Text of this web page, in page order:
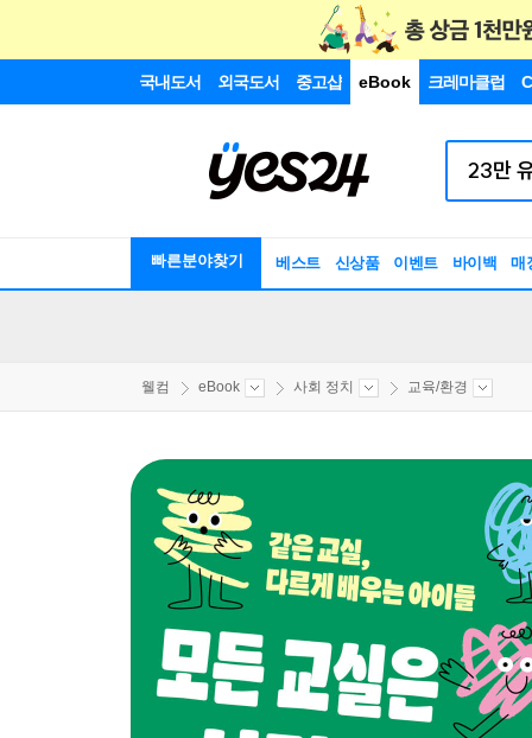
국내도서 외국도서 중고샵 eBook 크레마클럽
빠른분야찾기 베스트 신상품 이벤트 바이백 매
웰컴 eBook 사회 정치 교육/환경